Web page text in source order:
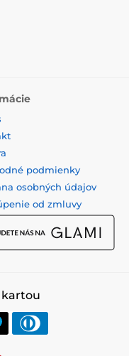
podmienky
osobných údajov
od zmluvy
kartou